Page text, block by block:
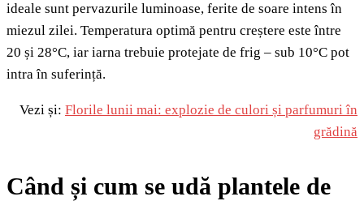
ideale sunt pervazurile luminoase, ferite de soare intens în
miezul zilei. Temperatura optimă pentru creștere este între
20 și 28°C, iar iarna trebuie protejate de frig – sub 10°C pot
intra în suferință.
Vezi și: Florile lunii mai: explozie de culori și parfumuri în
grădină
Când și cum se udă plantele de